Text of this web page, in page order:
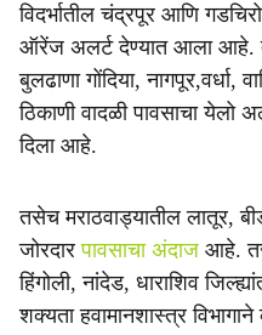
विदर्भातील चंद्रपूर आणि
ऑरेंज अलर्ट देण्यात आला आहे.
बुलढाणा गोंदिया, नागपूर,वर्धा,
ठिकाणी वादळी पावसाचा येलो
दिला आहे.
तसेच मराठवाड्यातील लातूर,
जोरदारपावसाचा अंदाज आहे.
हिंगोली, नांदेड, धाराशिव
शक्यता हवामानशास्त्र